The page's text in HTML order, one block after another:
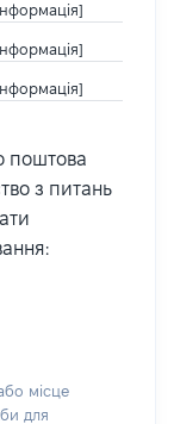
поштова
з питань
місце
для